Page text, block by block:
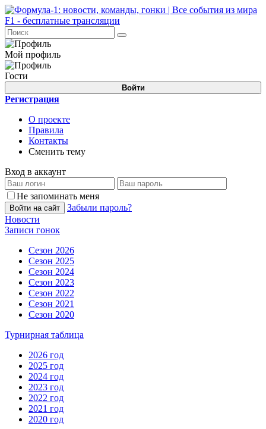
Мой профиль
Гости
Войти
Регистрация
О проекте
Правила
Контакты
Сменить тему
Вход в аккаунт
Не запоминать меня
Войти на сайт
Забыли пароль?
Новости
Записи гонок
Сезон 2026
Сезон 2025
Сезон 2024
Сезон 2023
Сезон 2022
Сезон 2021
Сезон 2020
Турнирная таблица
2026 год
2025 год
2024 год
2023 год
2022 год
2021 год
2020 год